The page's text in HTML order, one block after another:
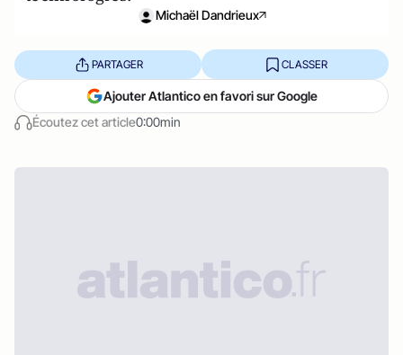
Michaël Dandrieux
Écoutez cet article0:00min
PARTAGER CLASSER
Ajouter Atlantico en favori sur Google